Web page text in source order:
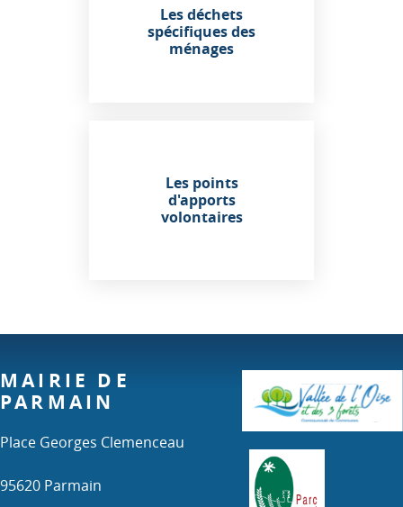
Les déchets
spécifiques des
ménages
Les points
d'apports
volontaires
MAIRIE DE
PARMAIN
Place Georges Clemenceau
95620 Parmain